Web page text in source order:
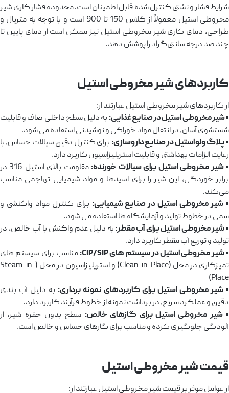
شرایط فشار و نشتی کنترل ‌شده قابل ‌اطمینان است. محدوده فشار کاری شیر
مخروطی استیل معمولاً از کلاس 150 تا 900 است و با توجه به متریال و
طراحی، دمای کاری شیر مخروطی استیل نیز ممکن است از دمای پایین تا
چند صد درجه سانتی‌گراد را پوشش دهد.
کاربردهای شیر مخروطی استیل
از کاربردهای شیر مخروطی استیل عبارتند از:
• شیر مخروطی استیل در صنایع غذایی: به دلیل سطح داخلی صاف و قابلیت
شستشوی آسان، در انتقال مواد خوراکی و نوشیدنی استفاده می ‌شود.
• پلاگ ولو استیل در صنایع داروسازی: برای کنترل دقیق سیالات حساس، با
رعایت الزامات بهداشتی و قابلیت استریلیزاسیون کاربرد دارد.
• شیر مخروطی استیل برای سیالات خورنده:
مقاومت بالای استیل 316 در
برابر خوردگی، این شیر را برای اسیدها و مواد شیمیایی تهاجمی مناسب
می‌کند.
• شیر مخروطی استیل در صنایع شیمیایی: برای کنترل مواد واکنشی و
سمی در خطوط تولید و آزمایشگاه ‌ها استفاده می ‌شود.
• شیر مخروطی استیل برای آب مقطر:به ‌دلیل عدم واکنش با آب خالص، در
تولید و توزیع آب مقطر کاربرد دارد.
• شیر مخروطی استیل در سیستم‌ های CIP/SIP:
مناسب برای سیستم‌ های
تمیزکاری در محل (Clean-in-Place) و استریلیزاسیون در محل (Steam-in-
Place)
• شیر مخروطی استیل برای کاربردهای نمونه ‌برداری: به ‌دلیل آب ‌بندی
دقیق و عملکرد سریع، در برداشت نمونه از خطوط فرآیند کاربرد دارد.
• شیر مخروطی استیل برای گازهای خالص: سطح بدون حفره شیر، از
آلودگی جلوگیری کرده و مناسب برای گازهای حساس و خالص است.
قیمت شیر مخروطی استیل
از عوامل موثر بر قیمت شیر مخروطی استیل عبارتند از: